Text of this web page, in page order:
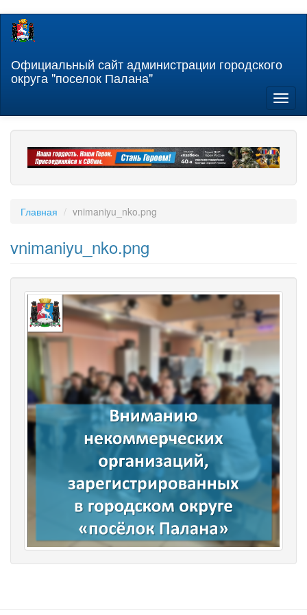
Перейти
содержанию
Официальный сайт администрации городского
округа "поселок Палана"
Главная vnimaniyu_nko.png
vnimaniyu_nko.png